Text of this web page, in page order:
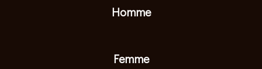
Homme
Femme